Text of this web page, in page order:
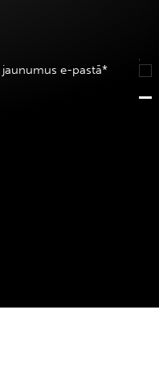
jaunumus e-pastā*